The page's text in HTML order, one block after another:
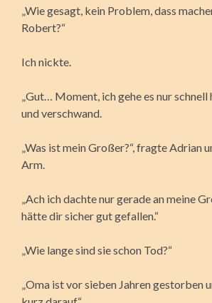
„Wie gesagt, kein Problem, dass
Robert?“
Ich nickte.
„Gut… Moment, ich gehe es nur schnell
und verschwand.
„Was ist mein Großer?“, fragte Adrian
Arm.
„Ach ich dachte nur gerade an meine
hätte dir sicher gut gefallen.“
„Wie lange sind sie schon Tod?“
„Oma ist vor sieben Jahren gestorben